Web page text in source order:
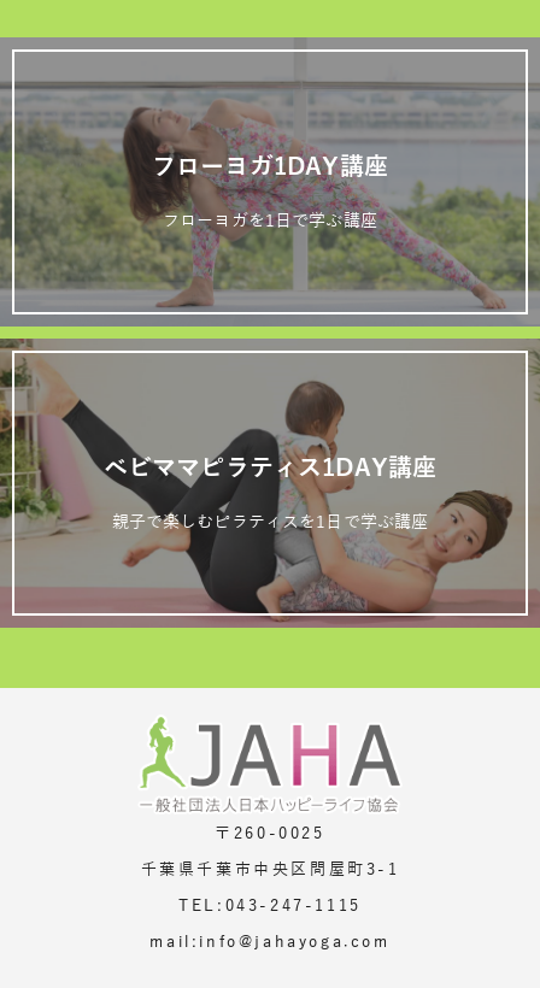
フローヨガ1DAY講座
フローヨガを1日で学ぶ講座
ベビママピラティス1DAY講座
親子で楽しむピラティスを1日で学ぶ講座
〒260-0025
千葉県千葉市中央区問屋町3-1
TEL:043-247-1115
mail:info@jahayoga.com